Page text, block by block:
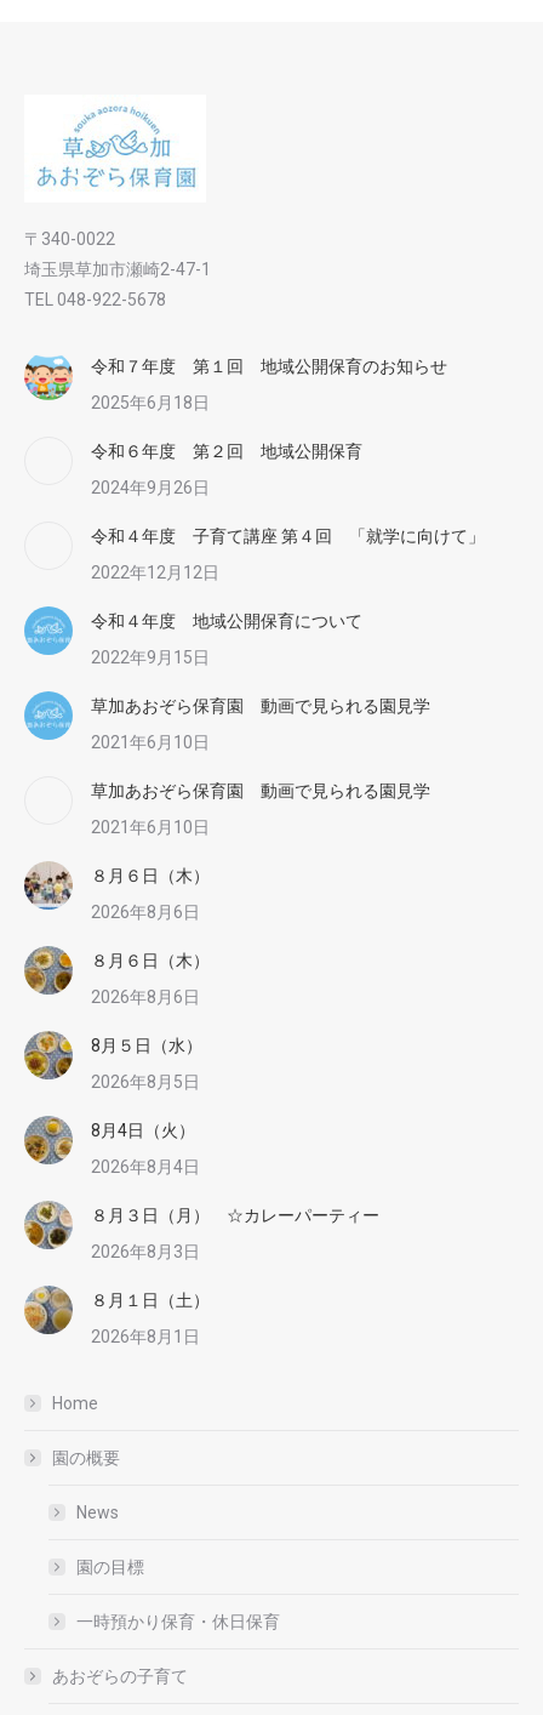
〒340-0022
埼玉県草加市瀬崎2-47-1
TEL 048-922-5678
令和７年度 第１回 地域公開保育のお知らせ
2025年6月18日
令和６年度 第２回 地域公開保育
2024年9月26日
令和４年度 子育て講座 第４回 「就学に向けて」
2022年12月12日
令和４年度 地域公開保育について
2022年9月15日
草加あおぞら保育園 動画で見られる園見学
2021年6月10日
草加あおぞら保育園 動画で見られる園見学
2021年6月10日
８月６日（木）
2026年8月6日
８月６日（木）
2026年8月6日
8月５日（水）
2026年8月5日
8月4日（火）
2026年8月4日
８月３日（月） ☆カレーパーティー
2026年8月3日
８月１日（土）
2026年8月1日
Home
園の概要
News
園の目標
一時預かり保育・休日保育
あおぞらの子育て